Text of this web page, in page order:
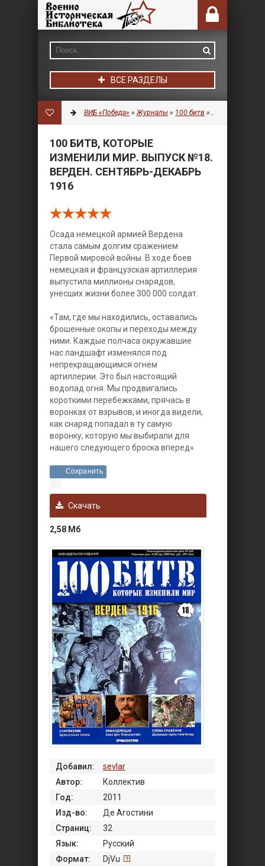
ВСЕ РАЗДЕЛЫ
ВИБ «Победа» »Журналы » 100 битв » 100 битв, которые изменили мир. Выпуск №18. Верден. Сентябрь-декабрь 1916
100 БИТВ, КОТОРЫЕ
ИЗМЕНИЛИ МИР. ВЫПУСК №18.
ВЕРДЕН. СЕНТЯБРЬ-ДЕКАБРЬ
1916
Осада немецкой армией Вердена
стала самым долгим сражением
Первой мировой войны. В ходе боев
немецкая и французская артиллерия
выпустила миллионы снарядов,
унесших жизни более 300 000 солдат.
«Там, где мы находились, оставались
брошенные окопы и переходы между
ними. Каждые полчаса окружавшие
нас ландшафт изменялся под
непрекращающимся огнем
артиллерии. Это был настоящий
водопад огня. Мы продвигались
короткими перебежками, прячась в
воронках от взрывов, и иногда видели,
как снаряд попадал в ту самую
воронку, которую мы выбирали для
нашего следующего броска вперед»
Сохранить
Скачать
2,58 Мб
Добавил:
sevlar
Автор:
Коллектив
Год:
2011
Изд-во:
Де Агостини
Страниц:
32
Язык:
Русский
Формат:
DjVu